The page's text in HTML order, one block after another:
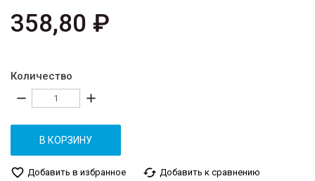
358,80 ₽
Количество
remove add
В КОРЗИНУ
favorite_border Добавить в избранное cached Добавить к сравнению